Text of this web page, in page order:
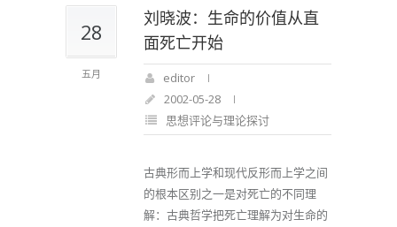
28
五月
刘晓波：生命的价值从直
面死亡开始
editor
2002-05-28
思想评论与理论探讨
古典形而上学和现代反形而上学之间
的根本区别之一是对死亡的不同理
解：古典哲学把死亡理解为对生命的